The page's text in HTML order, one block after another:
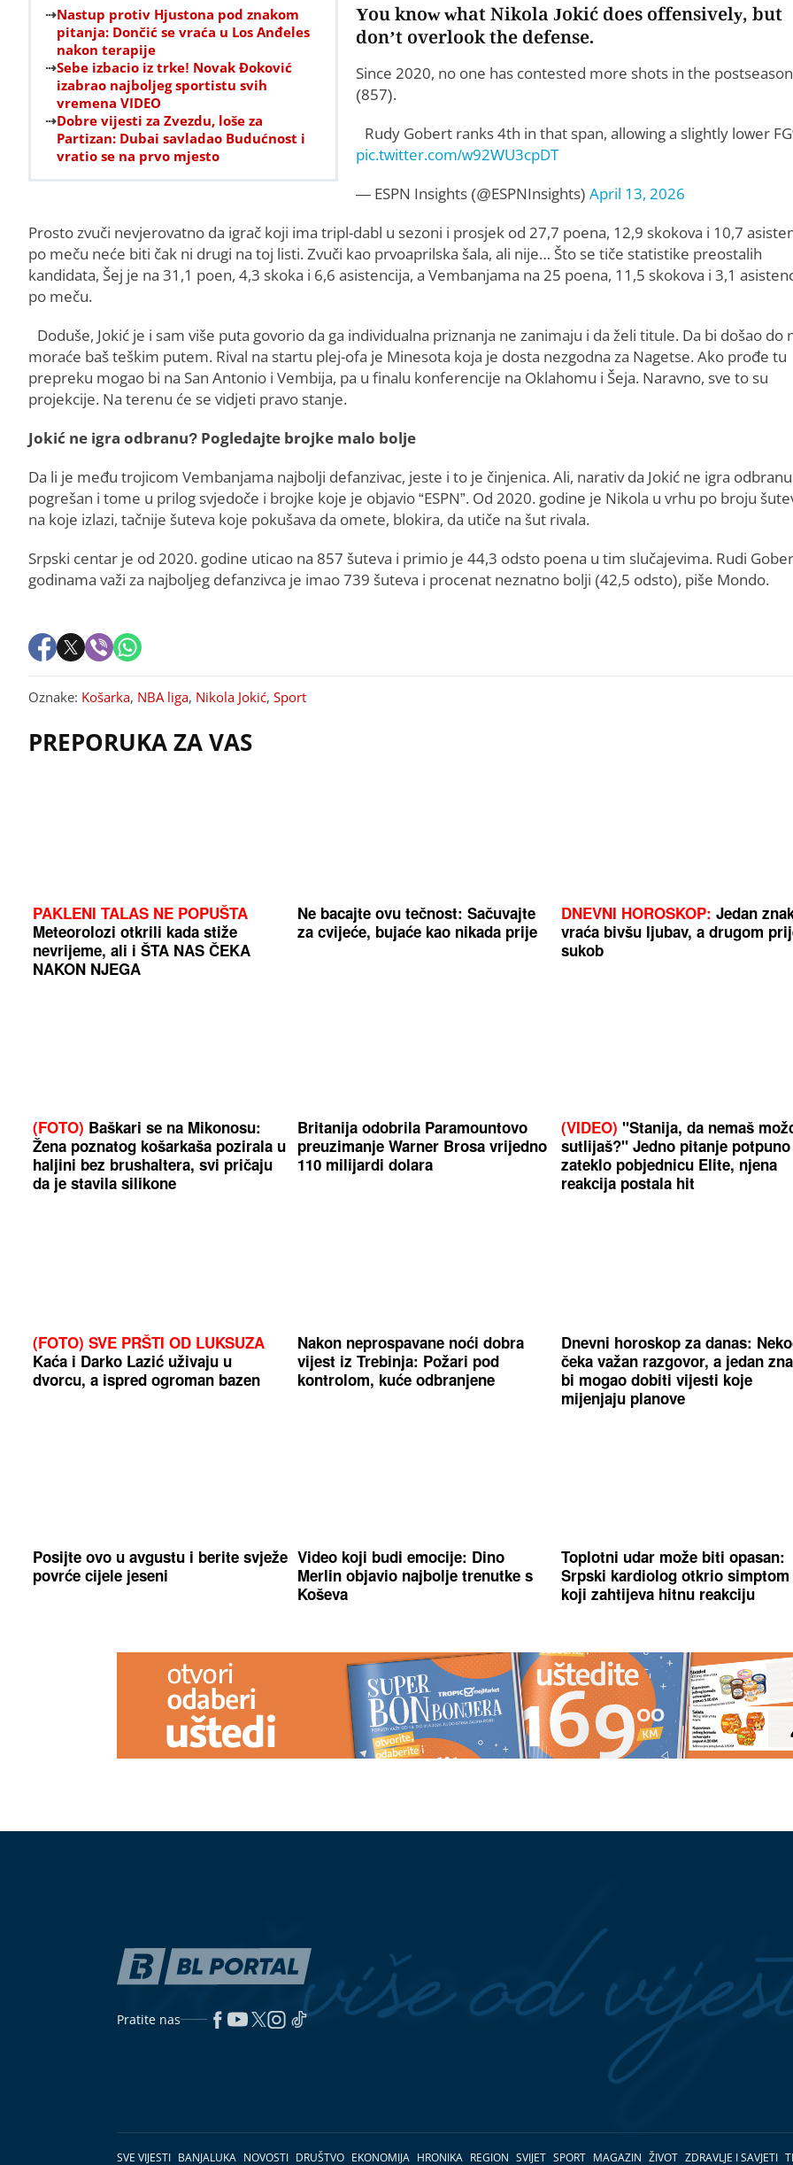
Nastup protiv Hjustona pod znakom
pitanja: Dončić se vraća u Los Anđeles
nakon terapije
Sebe izbacio iz trke! Novak Đoković
izabrao najboljeg sportistu svih
vremena VIDEO
Dobre vijesti za Zvezdu, loše za
Partizan: Dubai savladao Budućnost i
vratio se na prvo mjesto
You know what Nikola Jokić does offensively, but
don’t overlook the defense.
Since 2020, no one has contested more shots in the postseason
(857).
Rudy Gobert ranks 4th in that span, allowing a slightly lower
pic.twitter.com/w92WU3cpDT
— ESPN Insights (@ESPNInsights) April 13, 2026
Prosto zvuči nevjerovatno da igrač koji ima tripl-dabl u sezoni i prosjek od 27,7 poena, 12,9 skokova i 10,7
po meču neće biti čak ni drugi na toj listi. Zvuči kao prvoaprilska šala, ali nije… Što se tiče statistike preostalih
kandidata, Šej je na 31,1 poen, 4,3 skoka i 6,6 asistencija, a Vembanjama na 25 poena, 11,5 skokova i 3,1
po meču.
Doduše, Jokić je i sam više puta govorio da ga individualna priznanja ne zanimaju i da želi titule. Da bi došao do
moraće baš teškim putem. Rival na startu plej-ofa je Minesota koja je dosta nezgodna za Nagetse. Ako prođe tu
prepreku mogao bi na San Antonio i Vembija, pa u finalu konferencije na Oklahomu i Šeja. Naravno, sve to su
projekcije. Na terenu će se vidjeti pravo stanje.
Jokić ne igra odbranu? Pogledajte brojke malo bolje
Da li je među trojicom Vembanjama najbolji defanzivac, jeste i to je činjenica. Ali, narativ da Jokić ne igra
pogrešan i tome u prilog svjedoče i brojke koje je objavio “ESPN”. Od 2020. godine je Nikola u vrhu po broju
na koje izlazi, tačnije šuteva koje pokušava da omete, blokira, da utiče na šut rivala.
Srpski centar je od 2020. godine uticao na 857 šuteva i primio je 44,3 odsto poena u tim slučajevima. Rudi
godinama važi za najboljeg defanzivca je imao 739 šuteva i procenat neznatno bolji (42,5 odsto), piše Mondo.
Oznake: Košarka, NBA liga, Nikola Jokić, Sport
PREPORUKA ZA VAS
PAKLENI TALAS NE POPUŠTA
Meteorolozi otkrili kada stiže
nevrijeme, ali i ŠTA NAS ČEKA
NAKON NJEGA
Ne bacajte ovu tečnost: Sačuvajte
za cvijeće, bujaće kao nikada prije
DNEVNI HOROSKOP: Jedan
vraća bivšu ljubav, a drugom
sukob
(FOTO) Baškari se na Mikonosu:
Žena poznatog košarkaša pozirala u
haljini bez brushaltera, svi pričaju
da je stavila silikone
Britanija odobrila Paramountovo
preuzimanje Warner Brosa vrijedno
110 milijardi dolara
(VIDEO) "Stanija, da nemaš
sutlijaš?" Jedno pitanje potpuno
zateklo pobjednicu Elite, njena
reakcija postala hit
(FOTO) SVE PRŠTI OD LUKSUZA
Kaća i Darko Lazić uživaju u
dvorcu, a ispred ogroman bazen
Nakon neprospavane noći dobra
vijest iz Trebinja: Požari pod
kontrolom, kuće odbranjene
Dnevni horoskop za danas:
čeka važan razgovor, a jedan
bi mogao dobiti vijesti koje
mijenjaju planove
Posijte ovo u avgustu i berite svježe
povrće cijele jeseni
Video koji budi emocije: Dino
Merlin objavio najbolje trenutke s
Koševa
Toplotni udar može biti opasan:
Srpski kardiolog otkrio simptom
koji zahtijeva hitnu reakciju
Pratite nas
SVE VIJESTI BANJALUKA NOVOSTI DRUŠTVO EKONOMIJA HRONIKA REGION SVIJET SPORT MAGAZIN ŽIVOT ZDRAVLJE I SAVJETI